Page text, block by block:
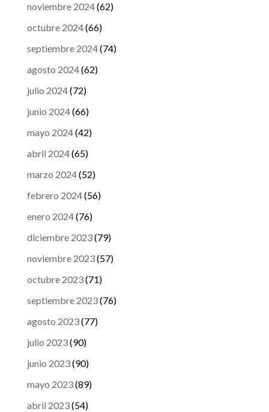
noviembre 2024(62)
octubre 2024(66)
septiembre 2024(74)
agosto 2024(62)
julio 2024(72)
junio 2024(66)
mayo 2024(42)
abril 2024(65)
marzo 2024(52)
febrero 2024(56)
enero 2024(76)
diciembre 2023(79)
noviembre 2023(57)
octubre 2023(71)
septiembre 2023(76)
agosto 2023(77)
julio 2023(90)
junio 2023(90)
mayo 2023(89)
abril 2023(54)